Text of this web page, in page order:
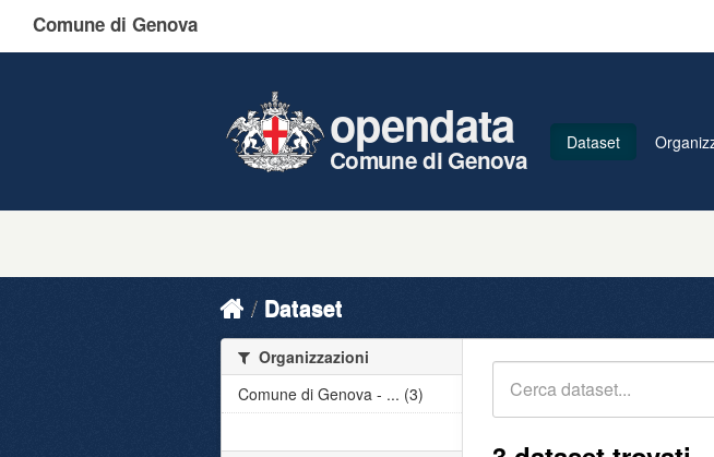
Comune di Genova
opendata
Comune di Genova
Dataset
Dataset
Organizzazioni
Comune di Genova - ... (3)